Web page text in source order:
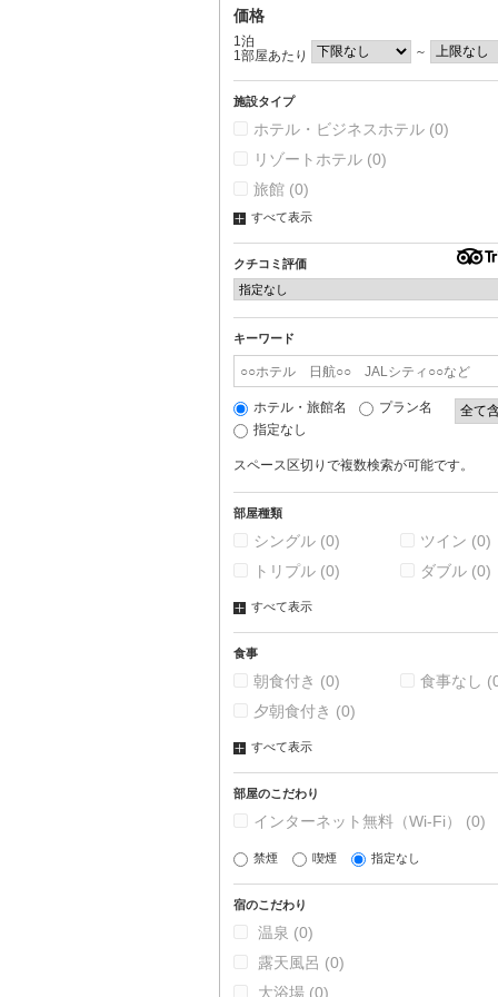
価格
1泊
1部屋あたり
～
施設タイプ
ホテル・ビジネスホテル (0)
リゾートホテル (0)
旅館 (0)
すべて表示
クチコミ評価
キーワード
ホテル・旅館名
プラン名
指定なし
スペース区切りで複数検索が可能です。
部屋種類
シングル (0) ツイン (0)
トリプル (0) ダブル (0)
すべて表示
食事
朝食付き (0) 食事なし
夕朝食付き (0)
すべて表示
部屋のこだわり
インターネット無料（Wi-Fi） (0)
禁煙 喫煙 指定なし
宿のこだわり
温泉 (0)
露天風呂 (0)
大浴場 (0)